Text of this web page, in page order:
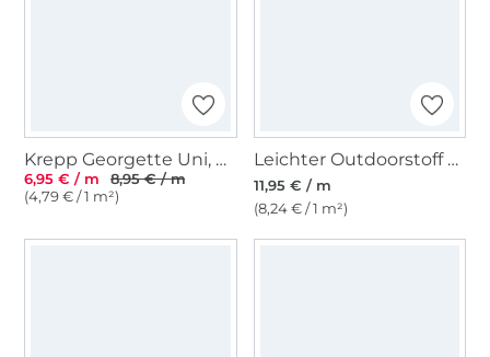
Krepp Georgette Uni, wollweiss
6,95 € / m
8,95 € / m
(4,79 € / 1 m²)
Leichter Outdoorstoff Panama Uni, altrosa
11,95 € / m
(8,24 € / 1 m²)